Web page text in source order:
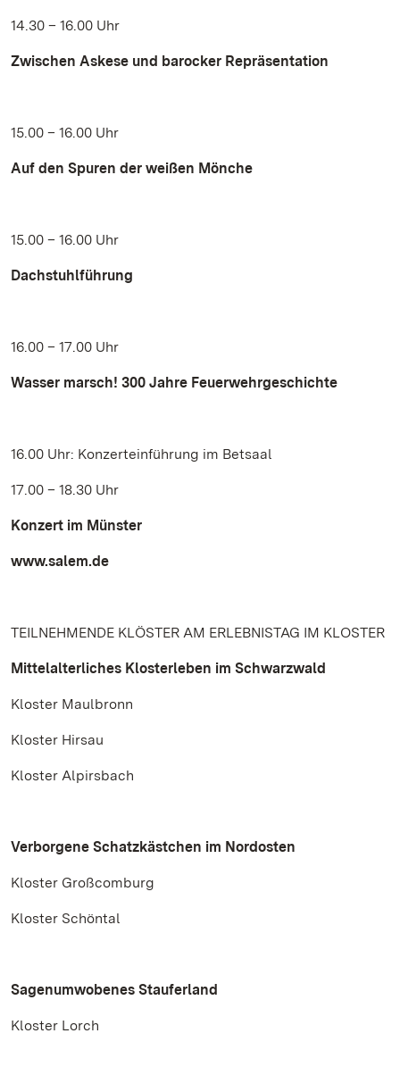
14.30 – 16.00 Uhr
Zwischen Askese und barocker Repräsentation
15.00 – 16.00 Uhr
Auf den Spuren der weißen Mönche
15.00 – 16.00 Uhr
Dachstuhlführung
16.00 – 17.00 Uhr
Wasser marsch! 300 Jahre Feuerwehrgeschichte
16.00 Uhr: Konzerteinführung im Betsaal
17.00 – 18.30 Uhr
Konzert im Münster
www.salem.de
TEILNEHMENDE KLÖSTER AM ERLEBNISTAG IM KLOSTER
Mittelalterliches Klosterleben im Schwarzwald
Kloster Maulbronn
Kloster Hirsau
Kloster Alpirsbach
Verborgene Schatzkästchen im Nordosten
Kloster Großcomburg
Kloster Schöntal
Sagenumwobenes Stauferland
Kloster Lorch